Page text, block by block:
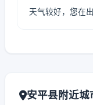
天气较好，您在
安平县附近城